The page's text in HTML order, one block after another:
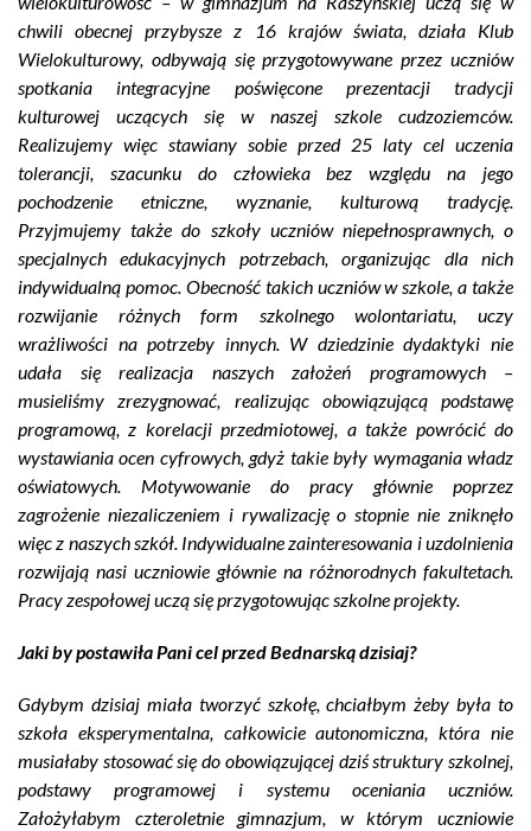
chwili obecnej przybysze z 16 krajów świata, działa Klub
Wielokulturowy, odbywają się przygotowywane przez uczniów
spotkania integracyjne poświęcone prezentacji tradycji
kulturowej uczących się w naszej szkole cudzoziemców.
Realizujemy więc stawiany sobie przed 25 laty cel uczenia
tolerancji, szacunku do człowieka bez względu na jego
pochodzenie etniczne, wyznanie, kulturową tradycję.
Przyjmujemy także do szkoły uczniów niepełnosprawnych, o
specjalnych edukacyjnych potrzebach, organizując dla nich
indywidualną pomoc. Obecność takich uczniów w szkole, a także
rozwijanie różnych form szkolnego wolontariatu, uczy
wrażliwości na potrzeby innych. W dziedzinie dydaktyki nie
udała się realizacja naszych założeń programowych –
musieliśmy zrezygnować, realizując obowiązującą podstawę
programową, z korelacji przedmiotowej, a także powrócić do
wystawiania ocen cyfrowych, gdyż takie były wymagania władz
oświatowych. Motywowanie do pracy głównie poprzez
zagrożenie niezaliczeniem i rywalizację o stopnie nie zniknęło
więc z naszych szkół. Indywidualne zainteresowania i uzdolnienia
rozwijają nasi uczniowie głównie na różnorodnych fakultetach.
Pracy zespołowej uczą się przygotowując szkolne projekty.
Jaki by postawiła Pani cel przed Bednarską dzisiaj?
Gdybym dzisiaj miała tworzyć szkołę, chciałbym żeby była to
szkoła eksperymentalna, całkowicie autonomiczna, która nie
musiałaby stosować się do obowiązującej dziś struktury szkolnej,
podstawy programowej i systemu oceniania uczniów.
Założyłabym czteroletnie gimnazjum, w którym uczniowie